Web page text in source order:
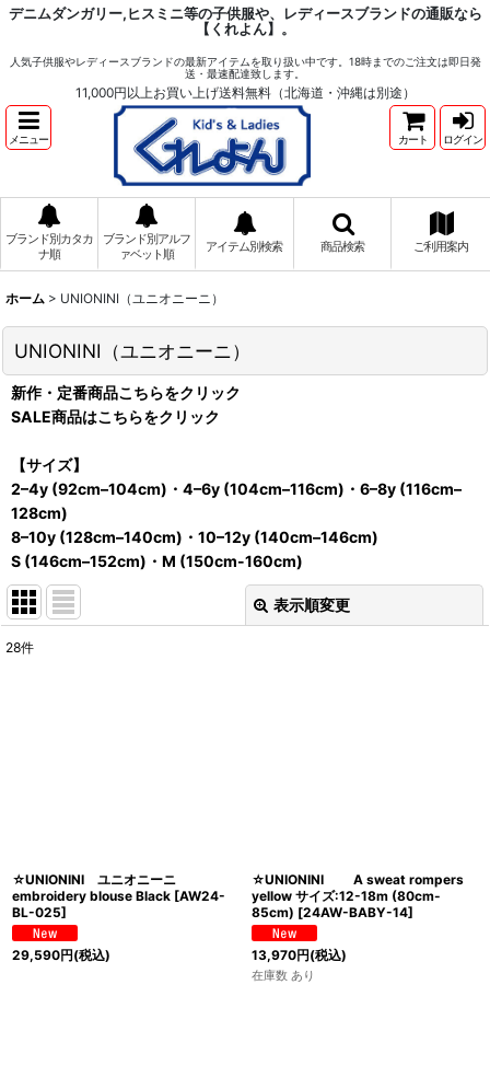
デニムダンガリー,ヒスミニ等の子供服や、レディースブランドの通販なら
【くれよん】。
人気子供服やレディースブランドの最新アイテムを取り扱い中です。18時までのご注文は即日発
送・最速配達致します。
11,000円以上お買い上げ送料無料（北海道・沖縄は別途）
メニュー カート ログイン
ブランド別カタカ
ナ順
ブランド別アルフ
ァベット順
アイテム別検索 商品検索 ご利用案内
ホーム > UNIONINI（ユニオニーニ）
UNIONINI（ユニオニーニ）
新作・定番商品こちらをクリック
SALE商品はこちらをクリック
【サイズ】
2–4y (92cm–104cm)・4–6y (104cm–116cm)・6–8y (116cm–
128cm)
8–10y (128cm–140cm)・10–12y (140cm–146cm)
S (146cm–152cm)・M (150cm-160cm)
表示順変更
28件
☆UNIONINI ユニオニーニ
embroidery blouse Black [AW24-
BL-025]
29,590円(税込)
☆UNIONINI A sweat rompers
yellow サイズ:12-18m (80cm-
85cm) [24AW-BABY-14]
13,970円(税込)
在庫数 あり